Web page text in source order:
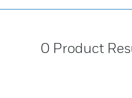
0 Product